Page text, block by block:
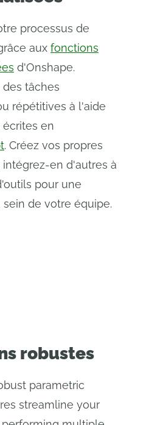
processus de
aux fonctions
d'Onshape.
tâches
répétitives à l'aide
en
. Créez vos propres
en d'autres à
pour une
sein de votre équipe.
robustes
parametric
streamline your